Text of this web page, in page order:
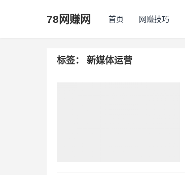
78网赚网 首页 网赚技巧
标签： 新媒体运营